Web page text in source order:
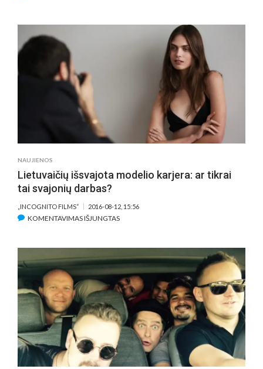
STONKAUS
NAUJIENOS
Lietuvaičių išsvajota modelio karjera: ar tikrai
tai svajonių darbas?
„INCOGNITO FILMS“ 2016-08-12, 15:56
KOMENTAVIMAS IŠJUNGTASĮRAŠE
KARJERA:
AR
TIKRAI
TAI
SVAJONIŲ
DARBAS?